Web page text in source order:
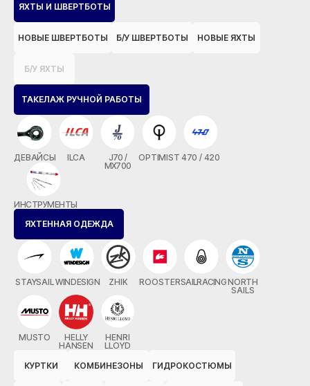
ЯХТЫ И ШВЕРТБОТЫ
НОВЫЕ ШВЕРТБОТЫ Б/У ШВЕРТБОТЫ НОВЫЕ ЯХТЫ
Б/У ЯХТЫ
ТАКЕЛАЖ РУЧНОЙ РАБОТЫ
ДЕВАЙСЫ ILCA
J70 /
MX700
OPTIMIST 470 / 420
ИНСТРУМЕНТЫ
ЯХТЕННАЯ ОДЕЖДА
STAYSAILWINDESIGN ZHIK ROOSTERSAILRACINGNORTH
SAILS
MUSTO
HELLY
HANSEN
HENRI
LLOYD
КУРТКИ
КОМБИНЕЗОНЫ ГИДРОКОСТЮМЫ